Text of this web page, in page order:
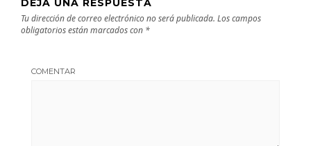
DEJA UNA RESPUESTA
Tu dirección de correo electrónico no será publicada. Los campos
obligatorios están marcados con *
COMENTAR